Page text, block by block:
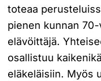
toteaa
pienen kunnan
elävöittäjä.
osallistuu
eläkeläisiin. Myös